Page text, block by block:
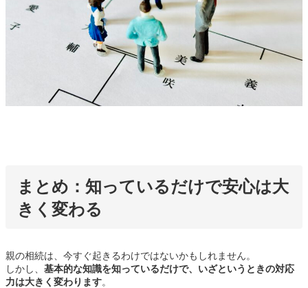
まとめ：知っているだけで安心は大
きく変わる
親の相続は、今すぐ起きるわけではないかもしれません。
しかし、 基本的な知識を知っているだけで、いざというときの対応
力は大きく変わります。